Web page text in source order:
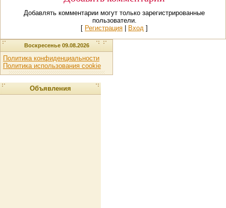
Добавлять комментарии могут только зарегистрированные
пользователи.
[ Регистрация Вход ]
Воскресенье 09.08.2026
Политика конфиденциальности
Политика использования cookie
Объявления